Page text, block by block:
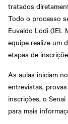
tratados
Todo o processo
Euvaldo Lodi (IEL
equipe realize um
etapas de
As aulas iniciam
entrevistas,
inscrições, o
para mais